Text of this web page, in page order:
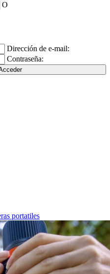
O
Dirección de e-mail:
Contraseña:
portatiles